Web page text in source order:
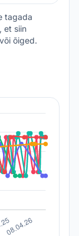
tagada
et siin
õiged.